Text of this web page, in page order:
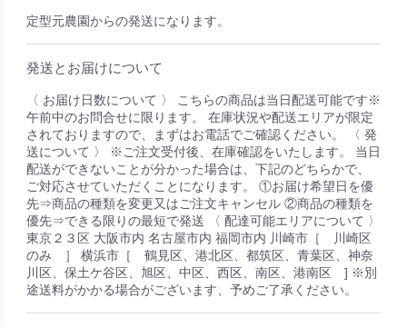
定型元農園からの発送になります。
発送とお届けについて
〈 お届け日数について 〉 こちらの商品は当日配送可能です※
午前中のお問合せに限ります。 在庫状況や配送エリアが限定
されておりますので、まずはお電話でご確認ください。 〈 発
送について 〉 ※ご注文受付後、在庫確認をいたします。 当日
配送ができないことが分かった場合は、下記のどちらかで、
ご対応させていただくことになります。 ①お届け希望日を優
先⇒商品の種類を変更又はご注文キャンセル ②商品の種類を
優先⇒できる限りの最短で発送 〈 配達可能エリアについて 〉
東京２３区 大阪市内 名古屋市内 福岡市内 川崎市［ 川崎区
のみ ］ 横浜市［ 鶴見区、港北区、都筑区、青葉区、神奈
川区、保土ケ谷区、旭区、中区、西区、南区、港南区 ] ※別
途送料がかかる場合がございます、予めご了承ください。